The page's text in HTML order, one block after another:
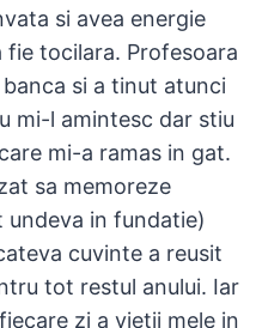
si avea energie
tocilara. Profesoara
si a tinut atunci
mi-l amintesc dar stiu
mi-a ramas in gat.
sa memoreze
undeva in fundatie)
cuvinte a reusit
tot restul anului. Iar
zi a vietii mele in